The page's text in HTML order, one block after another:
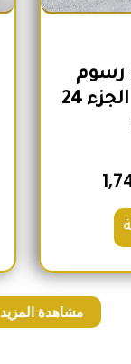
رسوم
تعبيرية في أجزاء من الجزء 24
مشاهدة المزيد